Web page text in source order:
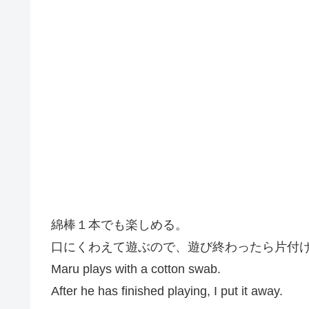
綿棒１本でも楽しめる。
口にくわえて遊ぶので、遊び終わったら片付
Maru plays with a cotton swab.
After he has finished playing, I put it away.